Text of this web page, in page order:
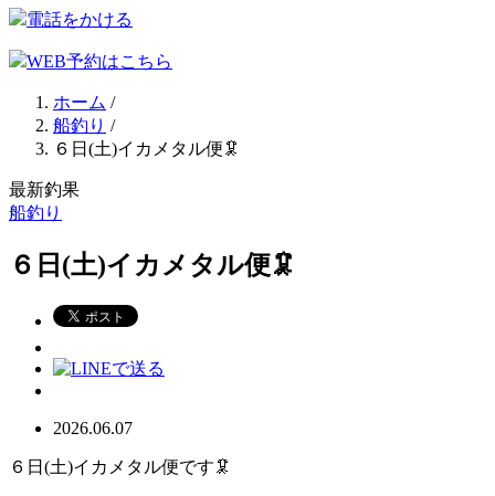
電話をかける
WEB予約はこちら
ホーム /
船釣り /
６日(土)イカメタル便🦑
最新釣果
船釣り
６日(土)イカメタル便🦑
2026.06.07
６日(土)イカメタル便です🦑